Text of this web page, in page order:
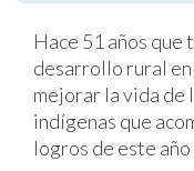
Hace 51 años
desarrollo rural
mejorar la vida de
indígenas que
logros de este año